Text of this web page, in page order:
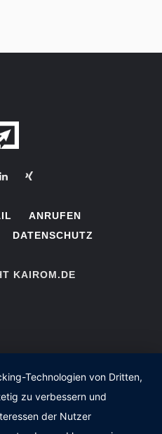
ANRUFEN
DATENSCHUTZ
KAIROM.DE
Technologien von Dritten,
zu verbessern und
der Nutzer